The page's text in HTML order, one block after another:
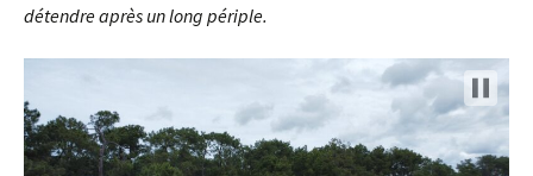
détendre après un long périple.